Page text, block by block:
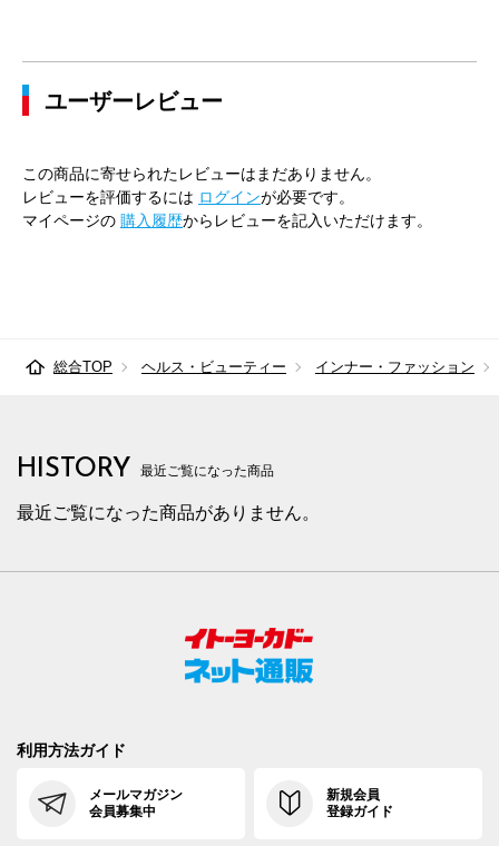
ユーザーレビュー
この商品に寄せられたレビューはまだありません。
レビューを評価するには ログインが必要です。
マイページの 購入履歴からレビューを記入いただけます。
総合TOP ヘルス・ビューティー インナー・ファッション
HISTORY 最近ご覧になった商品
最近ご覧になった商品がありません。
利用方法ガイド
メールマガジン
会員募集中
新規会員
登録ガイド